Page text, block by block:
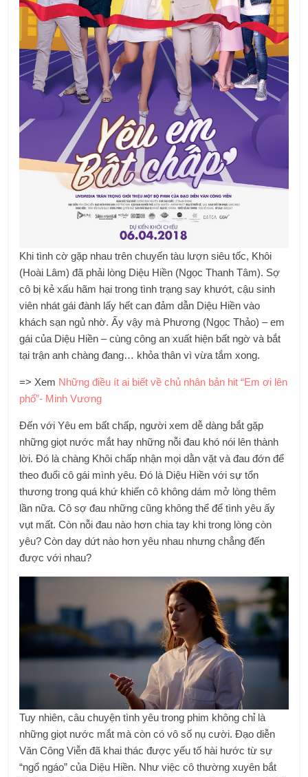
Khi tình cờ gặp nhau trên chuyến tàu lượn siêu tốc, Khôi
(Hoài Lâm) đã phải lòng Diệu Hiền (Ngọc Thanh Tâm). Sợ
cô bị kẻ xấu hãm hại trong tình trạng say khướt, cậu sinh
viên nhát gái đành lấy hết can đảm dẫn Diệu Hiền vào
khách sạn ngủ nhờ. Ấy vậy mà Phương (Ngọc Thảo) – em
gái của Diệu Hiền – cùng công an xuất hiện bất ngờ và bắt
tại trận anh chàng đang… khỏa thân vì vừa tắm xong.
=> Xem Những điều ít ai biết về chủ nhân bản hit “Em ơi lên
phố”- Minh Vương
Đến với Yêu em bất chấp, người xem dễ dàng bắt gặp
những giọt nước mắt hay những nỗi đau khó nói lên thành
lời. Đó là chàng Khôi chấp nhận mọi dằn vặt và đau đớn để
theo đuổi cô gái mình yêu. Đó là Diệu Hiền với sự tổn
thương trong quá khứ khiến cô không dám mở lòng thêm
lần nữa. Cô sợ đau những cũng không thể để tình yêu ấy
vụt mất. Còn nỗi đau nào hơn chia tay khi trong lòng còn
yêu? Còn day dứt nào hơn yêu nhau nhưng chẳng đến
được với nhau?
Tuy nhiên, câu chuyện tình yêu trong phim không chỉ là
những giọt nước mắt mà còn có vô số nụ cười. Đạo diễn
Văn Công Viễn đã khai thác được yếu tố hài hước từ sự
“ngổ ngáo” của Diệu Hiền. Như việc cô thường xuyên bắt